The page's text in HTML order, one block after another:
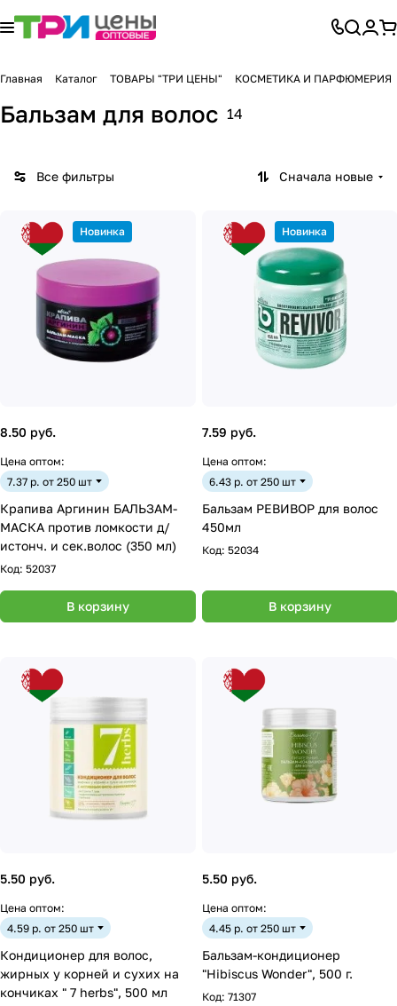
Главная Каталог ТОВАРЫ "ТРИ ЦЕНЫ" КОСМЕТИКА И ПАРФЮМЕРИЯ
Бальзам для волос 14
Все фильтры Сначала новые
Новинка
8.50 руб.
Цена оптом:
7.37 р. от 250 шт
Крапива Аргинин БАЛЬЗАМ-
МАСКА против ломкости д/
истонч. и сек.волос (350 мл)
Код: 52037
В корзину
Новинка
7.59 руб.
Цена оптом:
6.43 р. от 250 шт
Бальзам РЕВИВОР для волос
450мл
Код: 52034
В корзину
5.50 руб.
Цена оптом:
4.59 р. от 250 шт
Кондиционер для волос,
жирных у корней и сухих на
кончиках " 7 herbs", 500 мл
5.50 руб.
Цена оптом:
4.45 р. от 250 шт
Бальзам-кондиционер
"Hibiscus Wonder", 500 г.
Код: 71307